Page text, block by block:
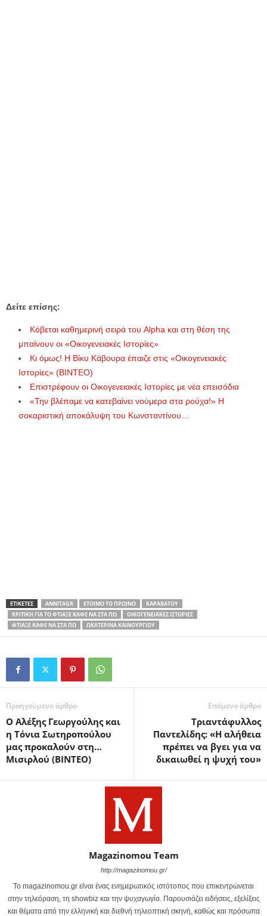
Δείτε επίσης:
Κόβεται καθημερινή σειρά του Alpha και στη θέση της
μπαίνουν οι «Οικογενειακές Ιστορίες»
Κι όμως! Η Βίκυ Κάβουρα έπαιζε στις «Οικογενειακές
Ιστορίες» (ΒΙΝΤΕΟ)
Επιστρέφουν οι Οικογενειακές Ιστορίες με νέα επεισόδια
«Την βλέπαμε να κατεβαίνει νούμερα στα ρούχα!» Η
σοκαριστική αποκάλυψη του Κωνσταντίνου…
ΕΤΙΚΕΤΕΣ ANNITAGR ΈΤΟΙΜΟ ΤΟ ΠΡΩΙΝΌ
ΚΑΡΑΒΆΤΟΥ
ΚΡΙΤΙΚΉ ΓΙΑ ΤΟ ΦΤΙΆΞΕ ΚΑΦΈ ΝΑ ΣΤΑ ΠΩ
ΟΙΚΟΓΕΝΕΙΑΚΈΣ ΙΣΤΟΡΊΕΣ
ΦΤΙΆΞΕ ΚΑΦΈ ΝΑ ΣΤΑ ΠΩ
ΩΚΑΤΕΡΊΝΑ ΚΑΙΝΟΎΡΓΙΟΥ
Προηγούμενο άρθρο
Ο Αλέξης Γεωργούλης και
η Τόνια Σωτηροπούλου
μας προκαλούν στη…
Μισιρλού (ΒΙΝΤΕΟ)
Επόμενο άρθρο
Τριαντάφυλλος
Παντελίδης: «Η αλήθεια
πρέπει να βγει για να
δικαιωθεί η ψυχή του»
Magazinomou Team
http://magazinomou.gr/
Το magazinomou.gr είναι ένας ενημερωτικός ιστότοπος που επικεντρώνεται
στην τηλεόραση, τη showbiz και την ψυχαγωγία. Παρουσιάζει ειδήσεις, εξελίξεις
και θέματα από την ελληνική και διεθνή τηλεοπτική σκηνή, καθώς και πρόσωπα